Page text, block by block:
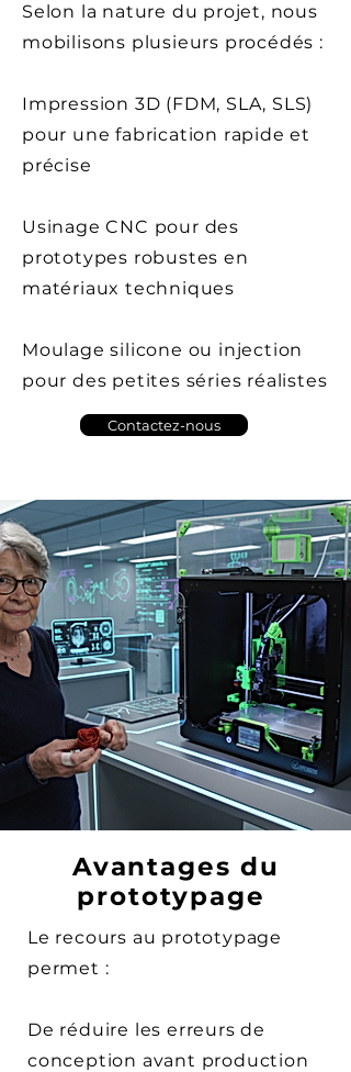
Selon la nature du projet, nous
mobilisons plusieurs procédés :
Impression 3D (FDM, SLA, SLS)
pour une fabrication rapide et
précise
Usinage CNC pour des
prototypes robustes en
matériaux techniques
Moulage silicone ou injection
pour des petites séries réalistes
Contactez-nous
Avantages du
prototypage
Le recours au prototypage
permet :
De réduire les erreurs de
conception avant production